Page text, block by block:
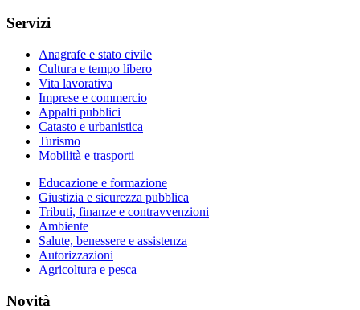
Servizi
Anagrafe e stato civile
Cultura e tempo libero
Vita lavorativa
Imprese e commercio
Appalti pubblici
Catasto e urbanistica
Turismo
Mobilità e trasporti
Educazione e formazione
Giustizia e sicurezza pubblica
Tributi, finanze e contravvenzioni
Ambiente
Salute, benessere e assistenza
Autorizzazioni
Agricoltura e pesca
Novità